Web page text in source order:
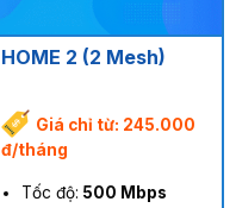
HOME 2 (2 Mesh)
Giá chỉ từ: 245.000
đ/tháng
Tốc độ: 500 Mbps